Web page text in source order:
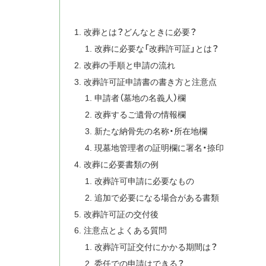
改葬とは？どんなときに必要？
改葬に必要な「改葬許可証」とは？
改葬の手順と申請の流れ
改葬許可証申請書の書き方と注意点
申請者（墓地の名義人）欄
改葬するご遺骨の情報欄
新たな納骨先の名称・所在地欄
現墓地管理者の証明欄に署名・捺印
改葬に必要書類の例
改葬許可申請に必要なもの
追加で必要になる場合がある書類
改葬許可証の交付後
注意点とよくある質問
改葬許可証交付にかかる期間は？
委任での申請はできる？